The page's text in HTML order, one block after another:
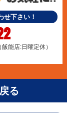
せ下さい！
能店:日曜定休）
る